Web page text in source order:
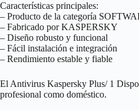
Características principales:
– Producto de la categoría
– Fabricado por KASPERSKY
– Diseño robusto y funcional
– Fácil instalación e integración
– Rendimiento estable y fiable
El Antivirus Kaspersky Plus/ 1
profesional como doméstico.